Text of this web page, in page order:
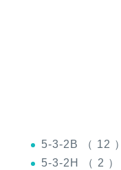
5-3-2B （ 12 ）
5-3-2H （ 2 ）